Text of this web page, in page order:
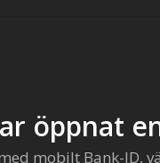
öppnat
mobilt Bank-ID,